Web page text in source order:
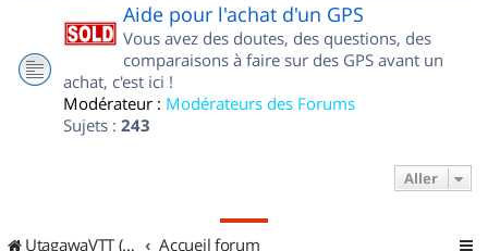
Aide pour l'achat d'un GPS
Vous avez des doutes, des questions, des
comparaisons à faire sur des GPS avant un
achat, c'est ici !
Modérateur : Modérateurs des Forums
Sujets : 243
Aller
UtagawaVTT (Randos VTT et VTTAE avec traces GPS) Accueil forum